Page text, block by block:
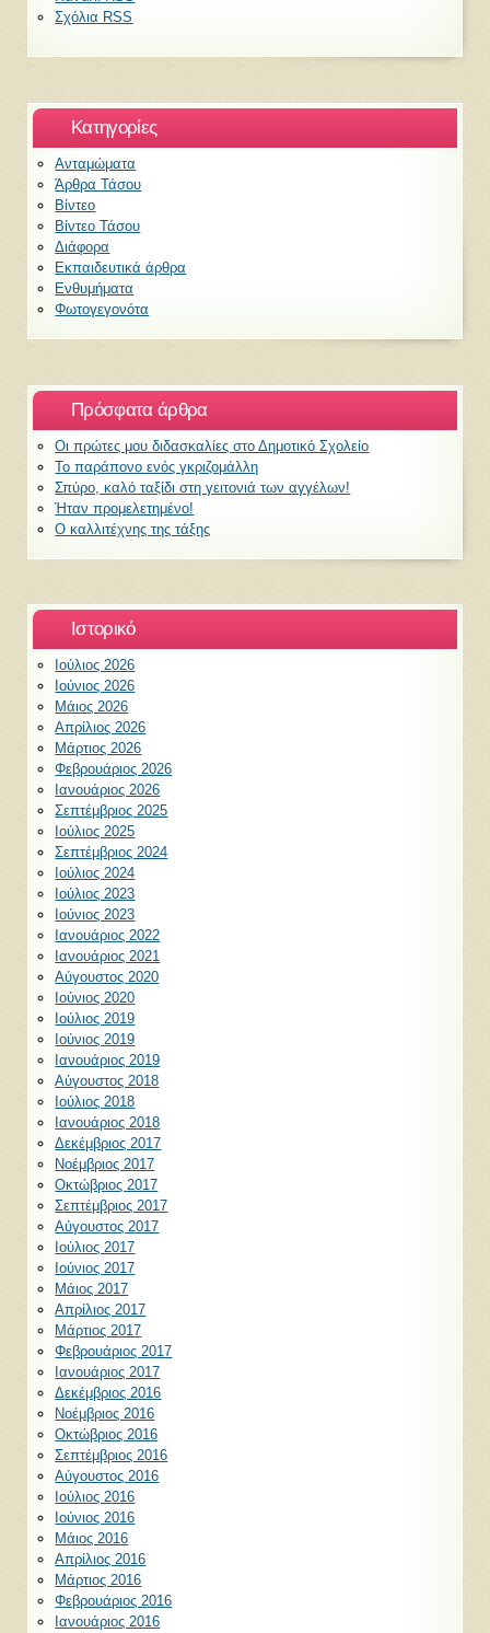
Σχόλια RSS
Kατηγορίες
Ανταμώματα
Άρθρα Τάσου
Βίντεο
Βίντεο Τάσου
Διάφορα
Εκπαιδευτικά άρθρα
Ενθυμήματα
Φωτογεγονότα
Πρόσφατα άρθρα
Οι πρώτες μου διδασκαλίες στο Δημοτικό Σχολείο
Το παράπονο ενός γκριζομάλλη
Σπύρο, καλό ταξίδι στη γειτονιά των αγγέλων!
Ήταν προμελετημένο!
Ο καλλιτέχνης της τάξης
Ιστορικό
Ιούλιος 2026
Ιούνιος 2026
Μάιος 2026
Απρίλιος 2026
Μάρτιος 2026
Φεβρουάριος 2026
Ιανουάριος 2026
Σεπτέμβριος 2025
Ιούλιος 2025
Σεπτέμβριος 2024
Ιούλιος 2024
Ιούλιος 2023
Ιούνιος 2023
Ιανουάριος 2022
Ιανουάριος 2021
Αύγουστος 2020
Ιούνιος 2020
Ιούλιος 2019
Ιούνιος 2019
Ιανουάριος 2019
Αύγουστος 2018
Ιούλιος 2018
Ιανουάριος 2018
Δεκέμβριος 2017
Νοέμβριος 2017
Οκτώβριος 2017
Σεπτέμβριος 2017
Αύγουστος 2017
Ιούλιος 2017
Ιούνιος 2017
Μάιος 2017
Απρίλιος 2017
Μάρτιος 2017
Φεβρουάριος 2017
Ιανουάριος 2017
Δεκέμβριος 2016
Νοέμβριος 2016
Οκτώβριος 2016
Σεπτέμβριος 2016
Αύγουστος 2016
Ιούλιος 2016
Ιούνιος 2016
Μάιος 2016
Απρίλιος 2016
Μάρτιος 2016
Φεβρουάριος 2016
Ιανουάριος 2016